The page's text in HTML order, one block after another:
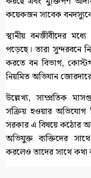
কয়েকজন সাবেক
স্থানীয় বনজীবীদের
পড়েছে। তারা সুন্দরবনে
করতে বন বিভাগ,
নিয়মিত অভিযান
উল্লেখ্য, সাম্প্রতিক
সক্রিয় হওয়ার অভিযোগ
সরকার এ বিষয়ে কঠোর
অভিযুক্ত ব্যক্তিদের
করলেও তাদের সাথে কথা